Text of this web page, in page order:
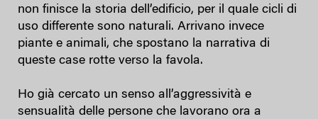
non finisce la storia dell’edificio, per il quale cicli di
uso differente sono naturali. Arrivano invece
piante e animali, che spostano la narrativa di
queste case rotte verso la favola.
Ho già cercato un senso all’aggressività e
sensualità delle persone che lavorano ora a